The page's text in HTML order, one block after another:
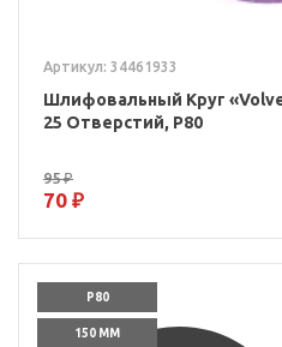
Артикул: 34461933
Шлифовальный Круг
25 Отверстий, P80
95 ₽
70 ₽
P80
150 ММ